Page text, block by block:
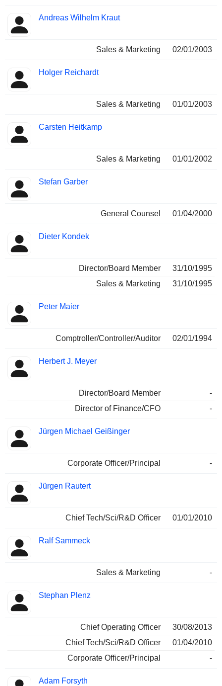
Andreas Wilhelm Kraut
Sales & Marketing 02/01/2003
Holger Reichardt
Sales & Marketing 01/01/2003
Carsten Heitkamp
Sales & Marketing 01/01/2002
Stefan Garber
General Counsel 01/04/2000
Dieter Kondek
Director/Board Member
31/10/1995
Sales & Marketing
31/10/1995
Peter Maier
Comptroller/Controller/Auditor 02/01/1994
Herbert J. Meyer
Director/Board Member
-
Director of Finance/CFO
-
Jürgen Michael Geißinger
Corporate Officer/Principal -
Jürgen Rautert
Chief Tech/Sci/R&D Officer 01/01/2010
Ralf Sammeck
Sales & Marketing -
Stephan Plenz
Chief Operating Officer
30/08/2013
Chief Tech/Sci/R&D Officer
01/04/2010
Corporate Officer/Principal
-
Adam Forsyth